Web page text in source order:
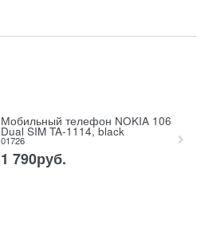
Мобильный телефон NOKIA 106
Dual SIM TA-1114, black
01726
1 790руб.